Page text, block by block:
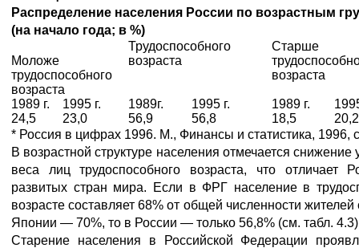
Распределение населения России по возрастным
(на начало года; в %)
Моложе
трудоспособного
возраста
Трудоспособного
возраста
Старше
возраста
1989 г. 1995 г. 1989г. 1995 г. 1989 г.
24,5
23,0 56,9 56,8 18,5
20,2
* Россия в цифрах 1996. М., Финансы и статистика, 1996,
В возрастной структуре населения отмечается снижение
веса лиц трудоспособного возраста, что отличает
развитых стран мира. Если в ФРГ население в
возрасте составляет 68% от общей численности жителей
Японии — 70%, то в России — только 56,8% (см. табл.
Старение населения в Российской Федерации